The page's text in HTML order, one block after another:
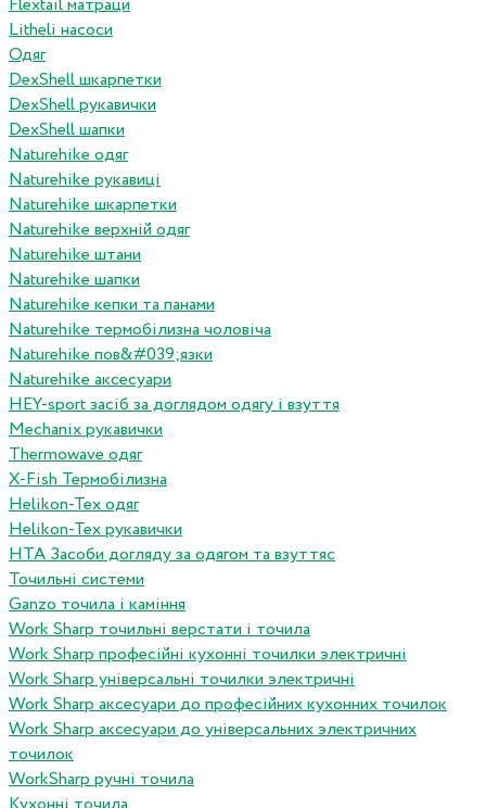
Flextail матраци
Litheli насоси
Одяг
DexShell шкарпетки
DexShell рукавички
DexShell шапки
Naturehike одяг
Naturehike рукавиці
Naturehike шкарпетки
Naturehike верхній одяг
Naturehike штани
Naturehike шапки
Naturehike кепки та панами
Naturehike термобілизна чоловіча
Naturehike пов&#039;язки
Naturehike аксесуари
HEY-sport засіб за доглядом одягу і взуття
Mechanix рукавички
Thermowave одяг
X-Fish Термобілизна
Helikon-Tex одяг
Helikon-Tex рукавички
HTA Засоби догляду за одягом та взуттяс
Точильні системи
Ganzo точила і каміння
Work Sharp точильні верстати і точила
Work Sharp професiйнi кухоннi точилки электричнi
Work Sharp унiверсальнi точилки электричнi
Work Sharp аксесуари до професiйних кухонних точилок
Work Sharp аксесуари до унiверсальних электричних
точилок
WorkSharp ручні точила